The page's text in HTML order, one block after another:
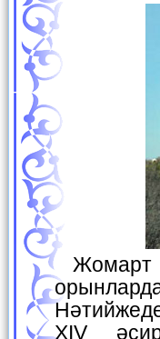
Жомарт қассап дүмпешигинен басқа да бир қатар
ХIV